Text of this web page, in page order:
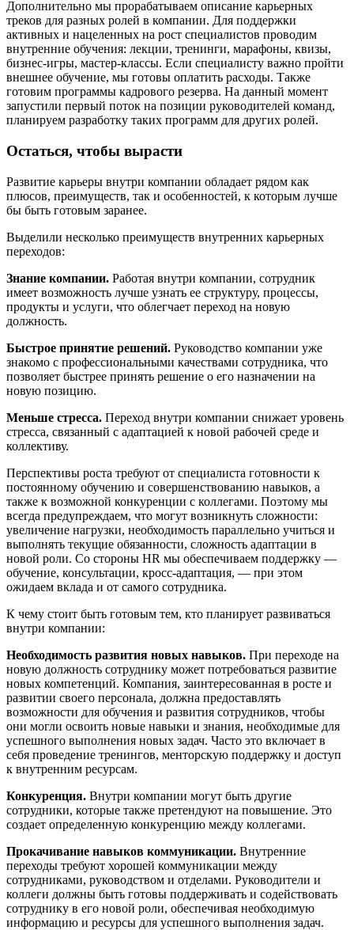
Дополнительно мы прорабатываем описание карьерных
треков для разных ролей в компании. Для поддержки
активных и нацеленных на рост специалистов проводим
внутренние обучения: лекции, тренинги, марафоны, квизы,
бизнес-игры, мастер-классы. Если специалисту важно пройти
внешнее обучение, мы готовы оплатить расходы. Также
готовим программы кадрового резерва. На данный момент
запустили первый поток на позиции руководителей команд,
планируем разработку таких программ для других ролей.
Остаться, чтобы вырасти
Развитие карьеры внутри компании обладает рядом как
плюсов, преимуществ, так и особенностей, к которым лучше
бы быть готовым заранее.
Выделили несколько преимуществ внутренних карьерных
переходов:
Знание компании. Работая внутри компании, сотрудник
имеет возможность лучше узнать ее структуру, процессы,
продукты и услуги, что облегчает переход на новую
должность.
Быстрое принятие решений. Руководство компании уже
знакомо с профессиональными качествами сотрудника, что
позволяет быстрее принять решение о его назначении на
новую позицию.
Меньше стресса. Переход внутри компании снижает уровень
стресса, связанный с адаптацией к новой рабочей среде и
коллективу.
Перспективы роста требуют от специалиста готовности к
постоянному обучению и совершенствованию навыков, а
также к возможной конкуренции с коллегами. Поэтому мы
всегда предупреждаем, что могут возникнуть сложности:
увеличение нагрузки, необходимость параллельно учиться и
выполнять текущие обязанности, сложность адаптации в
новой роли. Со стороны HR мы обеспечиваем поддержку —
обучение, консультации, кросс-адаптация, — при этом
ожидаем вклада и от самого сотрудника.
К чему стоит быть готовым тем, кто планирует развиваться
внутри компании:
Необходимость развития новых навыков. При переходе на
новую должность сотруднику может потребоваться развитие
новых компетенций. Компания, заинтересованная в росте и
развитии своего персонала, должна предоставлять
возможности для обучения и развития сотрудников, чтобы
они могли освоить новые навыки и знания, необходимые для
успешного выполнения новых задач. Часто это включает в
себя проведение тренингов, менторскую поддержку и доступ
к внутренним ресурсам.
Конкуренция. Внутри компании могут быть другие
сотрудники, которые также претендуют на повышение. Это
создает определенную конкуренцию между коллегами.
Прокачивание навыков коммуникации. Внутренние
переходы требуют хорошей коммуникации между
сотрудниками, руководством и отделами. Руководители и
коллеги должны быть готовы поддерживать и содействовать
сотруднику в его новой роли, обеспечивая необходимую
информацию и ресурсы для успешного выполнения задач.